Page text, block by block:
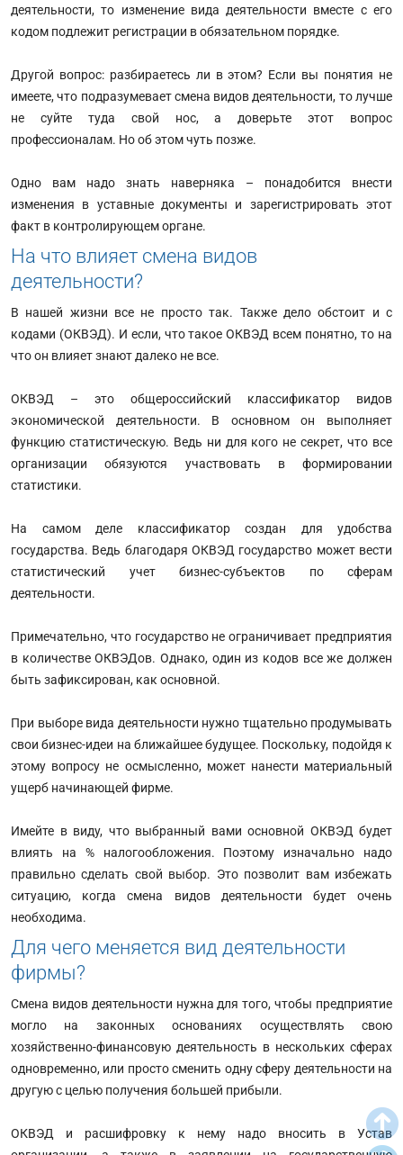
деятельности, то изменение вида деятельности вместе с его
кодом подлежит регистрации в обязательном порядке.
Другой вопрос: разбираетесь ли в этом? Если вы понятия не
имеете, что подразумевает смена видов деятельности, то лучше
не суйте туда свой нос, а доверьте этот вопрос
профессионалам. Но об этом чуть позже.
Одно вам надо знать наверняка – понадобится внести
изменения в уставные документы и зарегистрировать этот
факт в контролирующем органе.
На что влияет смена видов
деятельности?
В нашей жизни все не просто так. Также дело обстоит и с
кодами (ОКВЭД). И если, что такое ОКВЭД всем понятно, то на
что он влияет знают далеко не все.
ОКВЭД – это общероссийский классификатор видов
экономической деятельности. В основном он выполняет
функцию статистическую. Ведь ни для кого не секрет, что все
организации обязуются участвовать в формировании
статистики.
На самом деле классификатор создан для удобства
государства. Ведь благодаря ОКВЭД государство может вести
статистический учет бизнес-субъектов по сферам
деятельности.
Примечательно, что государство не ограничивает предприятия
в количестве ОКВЭДов. Однако, один из кодов все же должен
быть зафиксирован, как основной.
При выборе вида деятельности нужно тщательно продумывать
свои бизнес-идеи на ближайшее будущее. Поскольку, подойдя к
этому вопросу не осмысленно, может нанести материальный
ущерб начинающей фирме.
Имейте в виду, что выбранный вами основной ОКВЭД будет
влиять на % налогообложения. Поэтому изначально надо
правильно сделать свой выбор. Это позволит вам избежать
ситуацию, когда смена видов деятельности будет очень
необходима.
Для чего меняется вид деятельности
фирмы?
Смена видов деятельности нужна для того, чтобы предприятие
могло на законных основаниях осуществлять свою
хозяйственно-финансовую деятельность в нескольких сферах
одновременно, или просто сменить одну сферу деятельности на
другую с целью получения большей прибыли.
ОКВЭД и расшифровку к нему надо вносить в Устав